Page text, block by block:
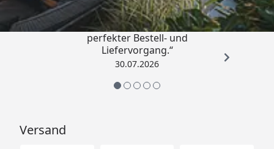
„Qualitativ sehr gute Ware und ein
perfekter Bestell- und
Liefervorgang.“
30.07.2026
Versand